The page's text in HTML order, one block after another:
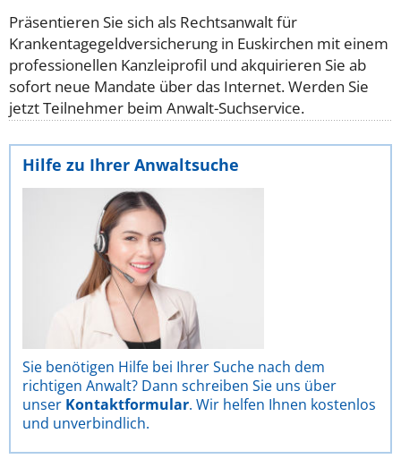
Präsentieren Sie sich als Rechtsanwalt für
Krankentagegeldversicherung in Euskirchen mit einem
professionellen Kanzleiprofil und akquirieren Sie ab
sofort neue Mandate über das Internet. Werden Sie
jetzt Teilnehmer beim Anwalt-Suchservice.
Hilfe zu Ihrer Anwaltsuche
Sie benötigen Hilfe bei Ihrer Suche nach dem
richtigen Anwalt? Dann schreiben Sie uns über
unser Kontaktformular. Wir helfen Ihnen kostenlos
und unverbindlich.